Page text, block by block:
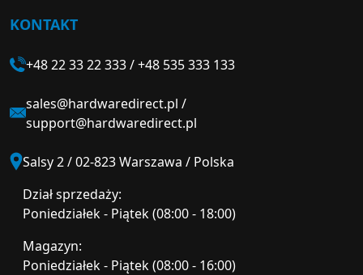
KONTAKT
+48 22 33 22 333/+48 535 333 133
sales@hardwaredirect.pl /
support@hardwaredirect.pl
Salsy 2 / 02-823 Warszawa / Polska
Dział sprzedaży:
Poniedziałek - Piątek (08:00 - 18:00)
Magazyn:
Poniedziałek - Piątek (08:00 - 16:00)